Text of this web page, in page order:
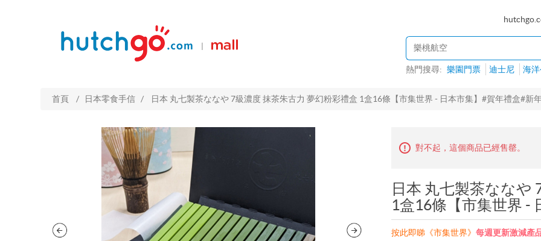
熱門搜尋: 樂園門票 迪士尼 海
首頁 / 日本零食手信 / 日本 丸七製茶ななや 7級濃度 抹茶朱古力 夢幻粉彩禮盒 1盒16條【市集世界 - 日本市集】#賀年禮盒#新
對不起，這個商品已經售罄。
日本 丸七製茶ななや
1盒16條【市集世界 -
按此即睇《市集世界》 每週更新激減產